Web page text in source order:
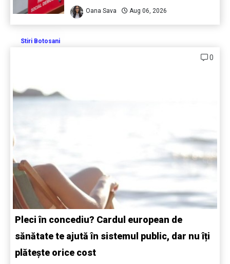
Oana Sava Aug 06, 2026
Stiri Botosani
0
Pleci în concediu? Cardul european de
sănătate te ajută în sistemul public, dar nu îți
plătește orice cost